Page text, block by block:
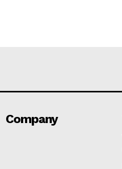
Company